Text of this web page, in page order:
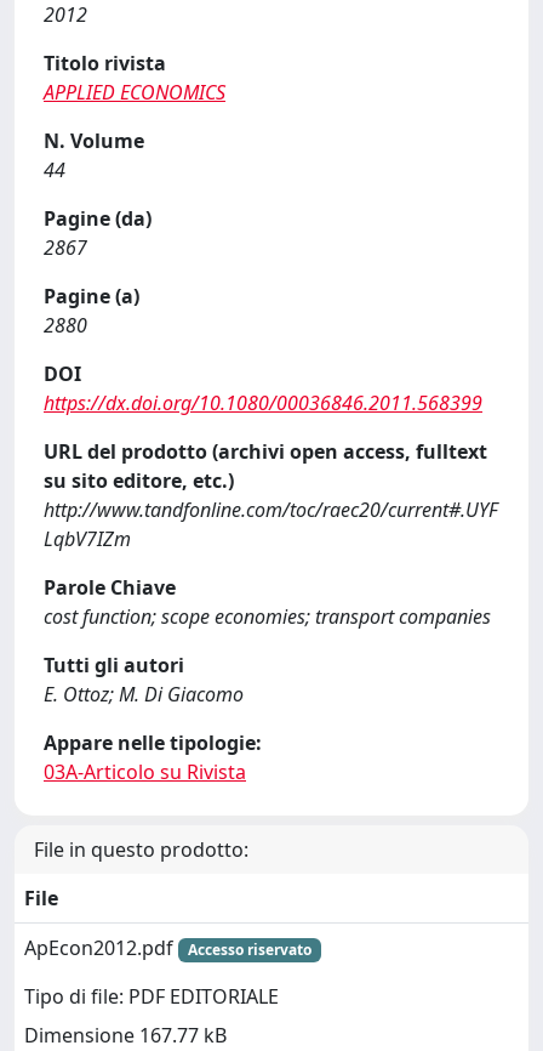
2012
Titolo rivista
APPLIED ECONOMICS
N. Volume
44
Pagine (da)
2867
Pagine (a)
2880
DOI
https://dx.doi.org/10.1080/00036846.2011.568399
URL del prodotto (archivi open access, fulltext
su sito editore, etc.)
http://www.tandfonline.com/toc/raec20/current#.UYF
LqbV7IZm
Parole Chiave
cost function; scope economies; transport companies
Tutti gli autori
E. Ottoz; M. Di Giacomo
Appare nelle tipologie:
03A-Articolo su Rivista
File in questo prodotto:
File
ApEcon2012.pdf
Accesso riservato
Tipo di file: PDF EDITORIALE
Dimensione 167.77 kB